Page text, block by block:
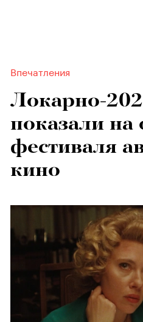
Впечатления
Локарно-
показали на
фестиваля
кино